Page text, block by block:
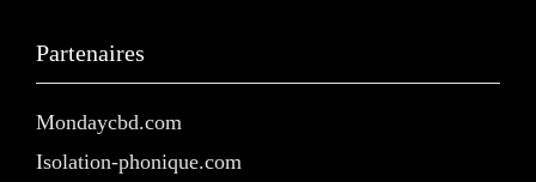
Partenaires
Mondaycbd.com
Isolation-phonique.com